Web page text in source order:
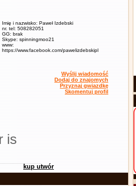
Imię i nazwisko: Paweł Izdebski
nr. tel: 508282051
GG: brak
Skype: spinningmoo21
www:
https://www.facebook.com/pawelizdebskipl
Wyślij wiadomość
Dodaj do znajomych
Przyznaj gwiazdkę
Skomentuj profil
is
kup utwór